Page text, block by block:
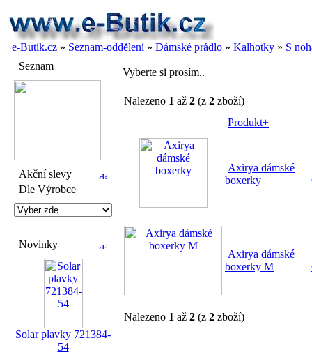
e-Butik.cz » Seznam-oddělení» Dámské prádlo » Kalhotky » S
Seznam
Akční slevy
Dle Výrobce
Novinky
Solar plavky 721384-
54
Vyberte si prosím..
Nalezeno 1 až 2 (z 2 zboží)
Produkt+
Axirya dámské
boxerky
Axirya dámské
boxerky M
Nalezeno 1 až 2 (z 2 zboží)